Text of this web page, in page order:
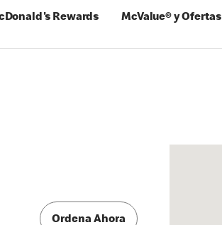
Rewards McValue® y Ofertas
Ordena Ahora